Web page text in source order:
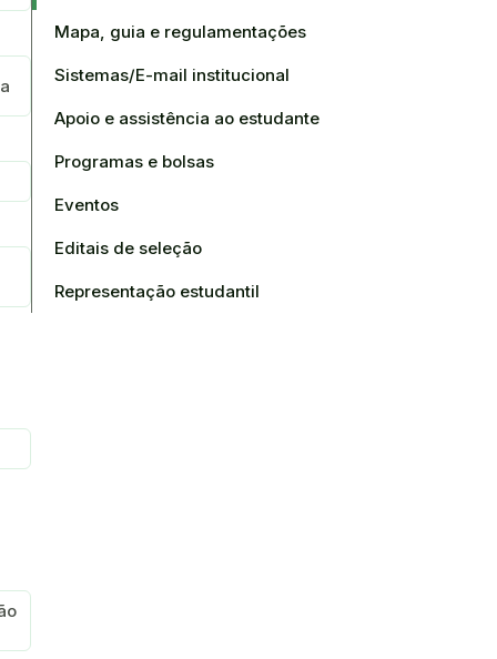
Mapa, guia e regulamentações
Sistemas/E-mail institucional
Apoio e assistência ao estudante
Programas e bolsas
Eventos
Editais de seleção
Representação estudantil